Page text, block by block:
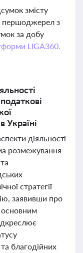
змісту
першоджерел з
за добу
LIGA360.
Україні
діяльності
розмежування
стратегії
заявивши про
основним
благодійних